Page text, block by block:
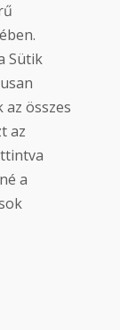
Sütik
az összes
az
a